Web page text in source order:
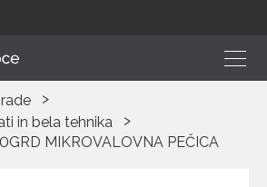
in bela tehnika
MIKROVALOVNA PEČICA